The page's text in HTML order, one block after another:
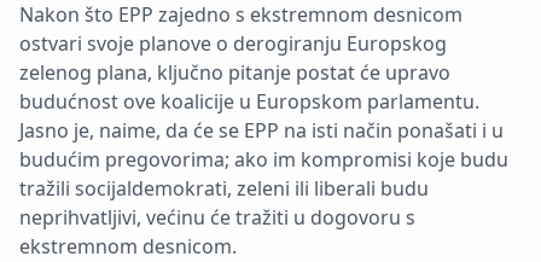
Nakon što EPP zajedno s ekstremnom desnicom
ostvari svoje planove o derogiranju Europskog
zelenog plana, ključno pitanje postat će upravo
budućnost ove koalicije u Europskom parlamentu.
Jasno je, naime, da će se EPP na isti način ponašati i u
budućim pregovorima; ako im kompromisi koje budu
tražili socijaldemokrati, zeleni ili liberali budu
neprihvatljivi, većinu će tražiti u dogovoru s
ekstremnom desnicom.